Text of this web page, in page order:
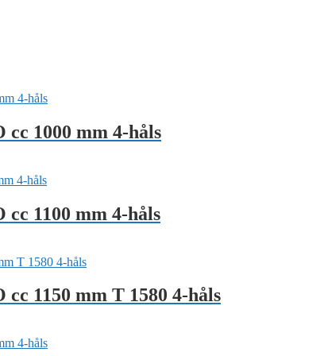
1000 mm 4-håls
1100 mm 4-håls
1150 mm T 1580 4-håls